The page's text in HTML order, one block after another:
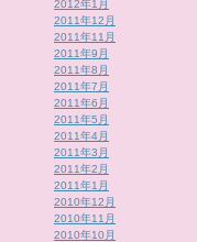
2012年1月
2011年12月
2011年11月
2011年9月
2011年8月
2011年7月
2011年6月
2011年5月
2011年4月
2011年3月
2011年2月
2011年1月
2010年12月
2010年11月
2010年10月